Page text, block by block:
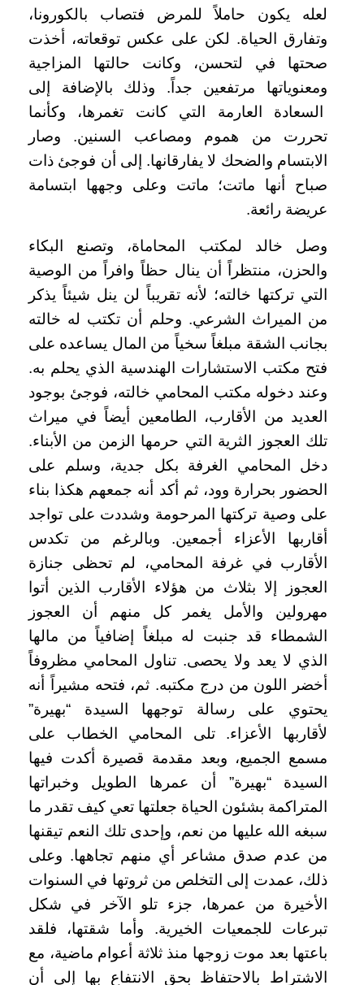
لعله يكون حاملاً للمرض فتصاب بالكورونا،
وتفارق الحياة. لكن على عكس توقعاته، أخذت
صحتها في لتحسن، وكانت حالتها المزاجية
ومعنوياتها مرتفعين جداً. وذلك بالإضافة إلى
السعادة العارمة التي كانت تغمرها، وكأنما
تحررت من هموم ومصاعب السنين. وصار
الابتسام والضحك لا يفارقانها. إلى أن فوجئ ذات
صباح أنها ماتت؛ ماتت وعلى وجهها ابتسامة
عريضة رائعة.
وصل خالد لمكتب المحاماة، وتصنع البكاء
والحزن، منتظراً أن ينال حظاً وافراً من الوصية
التي تركتها خالته؛ لأنه تقريباً لن ينل شيئاً يذكر
من الميراث الشرعي. وحلم أن تكتب له خالته
بجانب الشقة مبلغاً سخياً من المال يساعده على
فتح مكتب الاستشارات الهندسية الذي يحلم به.
وعند دخوله مكتب المحامي خالته، فوجئ بوجود
العديد من الأقارب، الطامعين أيضاً في ميراث
تلك العجوز الثرية التي حرمها الزمن من الأبناء.
دخل المحامي الغرفة بكل جدية، وسلم على
الحضور بحرارة وود، ثم أكد أنه جمعهم هكذا بناء
على وصية تركتها المرحومة وشددت على تواجد
أقاربها الأعزاء أجمعين. وبالرغم من تكدس
الأقارب في غرفة المحامي، لم تحظى جنازة
العجوز إلا بثلاث من هؤلاء الأقارب الذين أتوا
مهرولين والأمل يغمر كل منهم أن العجوز
الشمطاء قد جنبت له مبلغاً إضافياً من مالها
الذي لا يعد ولا يحصى. تناول المحامي مظروفاً
أخضر اللون من درج مكتبه. ثم، فتحه مشيراً أنه
يحتوي على رسالة توجهها السيدة “بهيرة”
لأقاربها الأعزاء. تلى المحامي الخطاب على
مسمع الجميع، وبعد مقدمة قصيرة أكدت فيها
السيدة “بهيرة” أن عمرها الطويل وخبراتها
المتراكمة بشئون الحياة جعلتها تعي كيف تقدر ما
سبغه الله عليها من نعم، وإحدى تلك النعم تيقنها
من عدم صدق مشاعر أي منهم تجاهها. وعلى
ذلك، عمدت إلى التخلص من ثروتها في السنوات
الأخيرة من عمرها، جزء تلو الآخر في شكل
تبرعات للجمعيات الخيرية. وأما شقتها، فلقد
باعتها بعد موت زوجها منذ ثلاثة أعوام ماضية، مع
الاشتراط بالاحتفاظ بحق الانتفاع بها إلى أن